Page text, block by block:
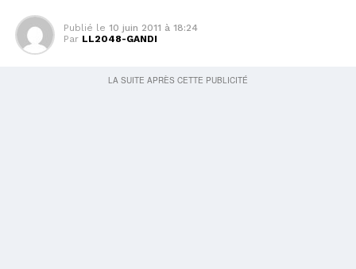
Publié le 10 juin 2011 à 18:24
Par LL2048-GANDI